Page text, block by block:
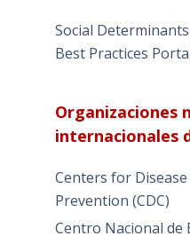
Social
Best Practices
Organizaciones
internacionales
Centers for
Prevention (CDC)
Centro Nacional de